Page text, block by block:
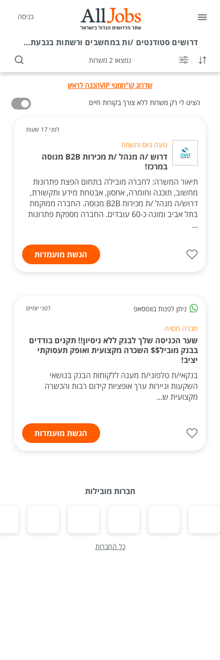
כניסה
דרושים סטודנטים /ות במחשבים ורשתות בגבעתיים
נמצאו 2 משרות
שדרוג קו"חמנוי VIP
הכנה לראיון
הציגו לי רק משרות ללא צורך בקורות חיים
לפני 17 שעות
נועה גיוס והשמה
דרוש /ה מנהל /ת מכירות B2B מנוסה
במרכז!
תיאור המשרה: לחברה מובילה בתחום הפצת פתרונות
מחשוב, תוכנה וחומרה, אחסון, אבטחת מידע ותקשורת,
דרוש/ה מנהל /ת מכירות B2B מנוסה. החברה ממוקמת
בתל אביב ומונה כ-60 עובדים. החברה מספקת פתרונות
...
הגשת מועמדות
ניתן לפנות בווטסאפ לפני יומיים
חברה חסויה
שער הכניסה שלך לבנק ללא ניסיון!! תקנים בודדים
בבנק מוביל$$ השכרה מקצועית ואופק תעסוקתי
יציב!
בנקאי/ת טלפוני/ת מענה ללקוחות הבנק בנושאי
השקעות וניירות ערך אופציות קידום רבות והכשרה
מקצועית ש...
הגשת מועמדות
חברות מובילות
כל החברות